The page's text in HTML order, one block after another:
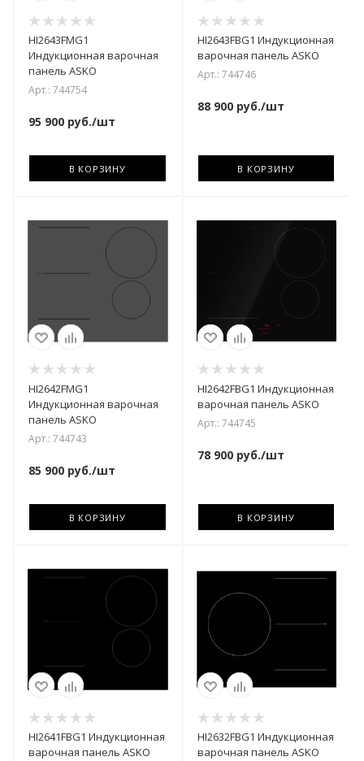
HI2643FMG1
Индукционная варочная
панель ASKO
Арт.: 744754
95 900 руб./шт
В КОРЗИНУ
HI2643FBG1 Индукционная
варочная панель ASKO
Арт.: 744746
88 900руб./шт
В КОРЗИНУ
HI2642FMG1
Индукционная варочная
панель ASKO
Арт.: 744743
85 900 руб./шт
В КОРЗИНУ
HI2642FBG1 Индукционная
варочная панель ASKO
Арт.: 744745
78 900руб./шт
В КОРЗИНУ
HI2641FBG1 Индукционная
варочная панель ASKO
HI2632FBG1 Индукционная
варочная панель ASKO